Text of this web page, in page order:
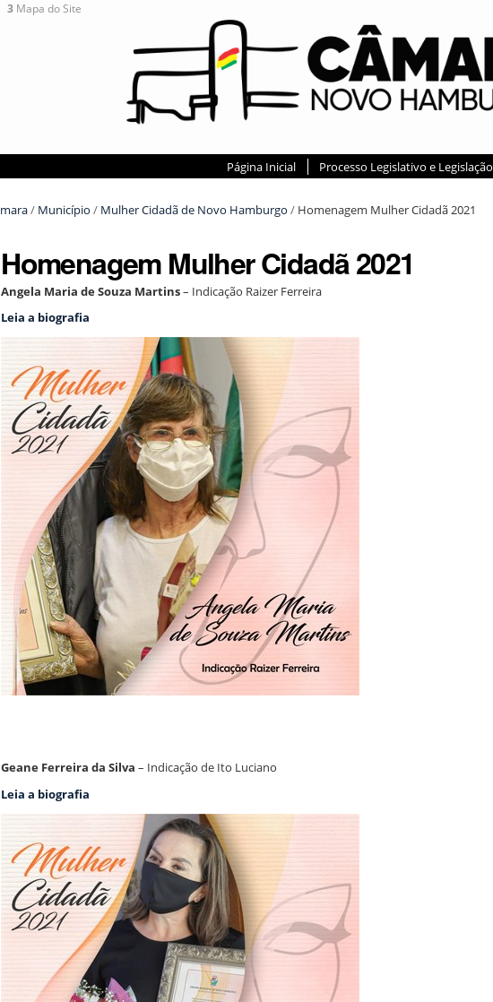
3 Mapa do Site
Página Inicial Processo Legislativo e Legislação
/ Município / Mulher Cidadã de Novo Hamburgo / Homenagem Mulher Cidadã 2021
Homenagem Mulher Cidadã 2021
Angela Maria de Souza Martins– Indicação Raizer Ferreira
Leia a biografia
Geane Ferreira da Silva – Indicação de Ito Luciano
Leia a biografia